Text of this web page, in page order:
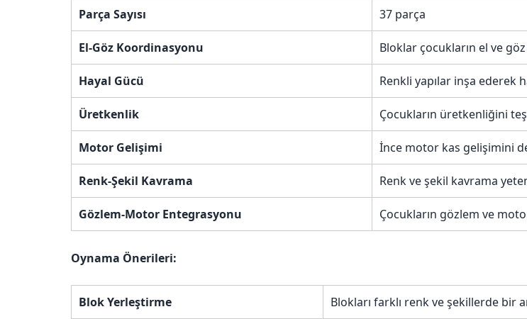
Parça Sayısı 37 parça
El-Göz Koordinasyonu Bloklar çocukların el ve
Hayal Gücü Renkli yapılar inşa ederek
Üretkenlik Çocukların üretkenliğini
Motor Gelişimi İnce motor kas gelişimini
Renk-Şekil Kavrama Renk ve şekil kavrama
Gözlem-Motor Entegrasyonu Çocukların gözlem ve
Oynama Önerileri:
Blok Yerleştirme Blokları farklı renk ve şekillerde bir